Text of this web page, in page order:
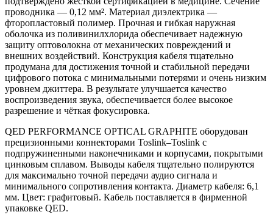
проводника — 0,12 мм². Материал диэлектрика —
фторопластовый полимер. Прочная и гибкая наружная
оболочка из поливинилхлорида обеспечивает надежную
защиту оптоволокна от механических повреждений и
внешних воздействий. Конструкция кабеля тщательно
продумана для достижения точной и стабильной передачи
цифрового потока с минимальными потерями и очень низким
уровнем джиттера. В результате улучшается качество
воспроизведения звука, обеспечивается более высокое
разрешение и чёткая фокусировка.
QED PERFORMANCE OPTICAL GRAPHITE оборудован
прецизионными коннекторами Toslink–Toslink с
подпружиненными наконечниками и корпусами, покрытыми
цинковым сплавом. Выводы кабеля тщательно полируются
для максимально точной передачи аудио сигнала и
минимального сопротивления контакта. Диаметр кабеля: 6,1
мм. Цвет: графитовый. Кабель поставляется в фирменной
упаковке QED.